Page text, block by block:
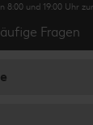
8:00 und 19:00 Uhr
Fragen